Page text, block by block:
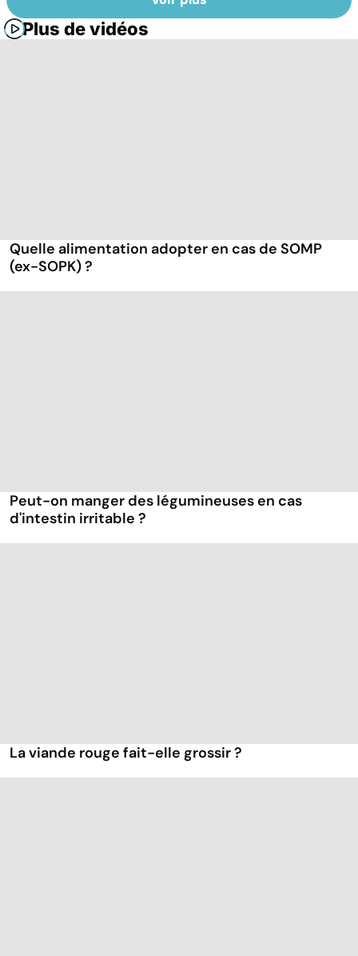
Plus de vidéos
Quelle alimentation adopter en cas de SOMP
(ex-SOPK) ?
Peut-on manger des légumineuses en cas
d'intestin irritable ?
La viande rouge fait-elle grossir ?